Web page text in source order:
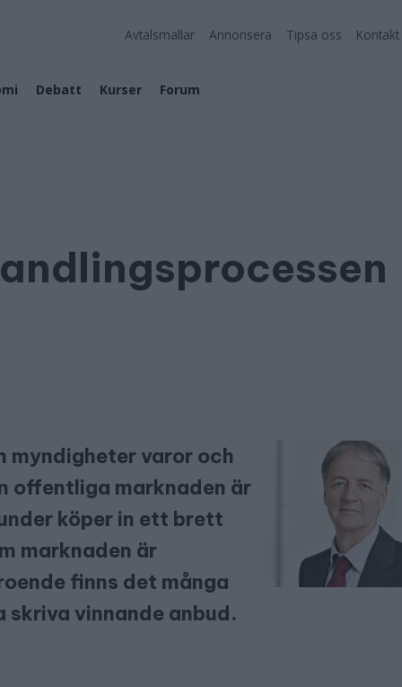
Avtalsmallar Annonsera Tipsa oss Kontakt
Debatt Kurser Forum
myndigheter varor och
offentliga marknaden är
köper in ett brett
marknaden är
finns det många
vinnande anbud.